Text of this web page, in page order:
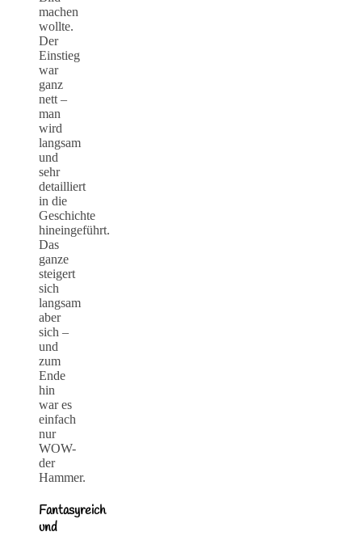
machen
wollte.
Der
Einstieg
war
ganz
nett –
man
wird
langsam
und
sehr
detailliert
in die
Geschichte
hineingeführt.
Das
ganze
steigert
sich
langsam
aber
sich –
und
zum
Ende
hin
war es
einfach
nur
WOW-
der
Hammer.
Fantasyreich
und